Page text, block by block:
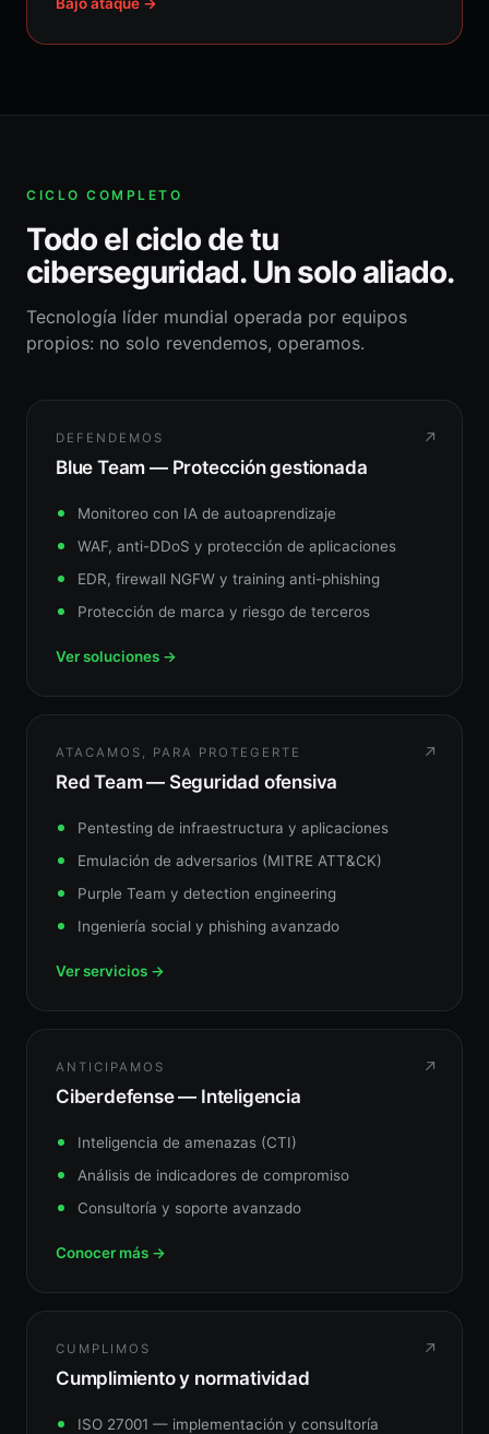
CICLO COMPLETO
Todo el ciclo de tu
ciberseguridad. Un solo aliado.
Tecnología líder mundial operada por equipos
propios: no solo revendemos, operamos.
↗
DEFENDEMOS
Blue Team — Protección gestionada
Monitoreo con IA de autoaprendizaje
WAF, anti-DDoS y protección de aplicaciones
EDR, firewall NGFW y training anti-phishing
Protección de marca y riesgo de terceros
Ver soluciones →
↗
ATACAMOS, PARA PROTEGERTE
Red Team — Seguridad ofensiva
Pentesting de infraestructura y aplicaciones
Emulación de adversarios (MITRE ATT&CK)
Purple Team y detection engineering
Ingeniería social y phishing avanzado
Ver servicios →
↗
ANTICIPAMOS
Ciberdefense — Inteligencia
Inteligencia de amenazas (CTI)
Análisis de indicadores de compromiso
Consultoría y soporte avanzado
Conocer más →
↗
CUMPLIMOS
Cumplimiento y normatividad
ISO 27001 — implementación y consultoría